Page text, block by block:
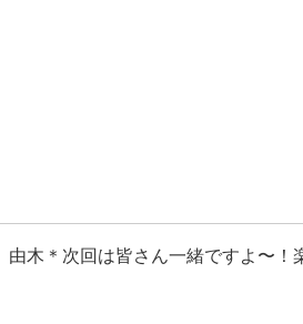
由木＊次回は皆さん一緒ですよ〜